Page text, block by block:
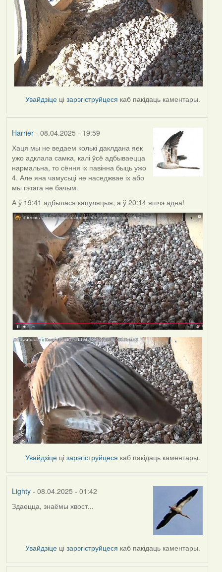
Увайдзіце цізарэгіструйцеся каб пакідаць каментары.
Harrier- 08.04.2025 - 19:59
Хаця мы не ведаем колькі даклдана яек
ужо адклала самка, калі ўсё адбываецца
нармальна, то сёння іх павінна быць ужо
4. Але яна чамусьці не наседжвае іх або
мы гэтага не бачым.
А ў 19:41 адбылася капуляцыя, а ў 20:14 яшчэ адна!
Увайдзіце цізарэгіструйцеся каб пакідаць каментары.
Lighty- 08.04.2025 - 01:42
Здаецца, знаёмы хвост...
Увайдзіце цізарэгіструйцеся каб пакідаць каментары.